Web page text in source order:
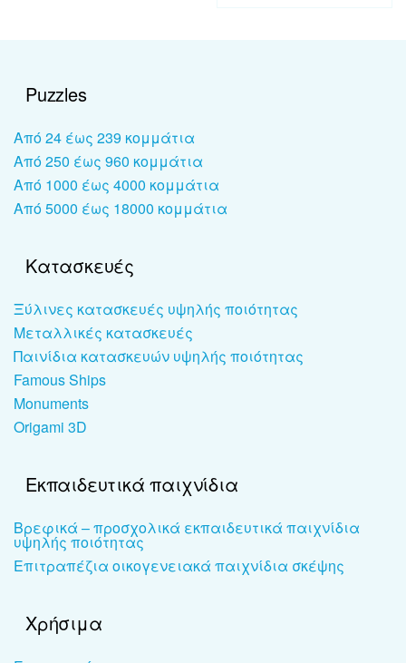
Puzzles
Από 24 έως 239 κομμάτια
Από 250 έως 960 κομμάτια
Από 1000 έως 4000 κομμάτια
Από 5000 έως 18000 κομμάτια
Κατασκευές
Ξύλινες κατασκευές υψηλής ποιότητας
Μεταλλικές κατασκευές
Παινίδια κατασκευών υψηλής ποιότητας
Famous Ships
Monuments
Origami 3D
Εκπαιδευτικά παιχνίδια
Βρεφικά – προσχολικά εκπαιδευτικά παιχνίδια
υψηλής ποιότητας
Επιτραπέζια οικογενειακά παιχνίδια σκέψης
Χρήσιμα